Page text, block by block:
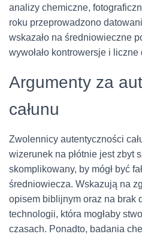
analizy chemiczne,
roku przeprowadzono
wskazało na średniowieczne
wywołało kontrowersje i liczne
Argumenty za
całunu
Zwolennicy autentyczności
wizerunek na płótnie jest zbyt
skomplikowany, by mógł być
średniowiecza. Wskazują na
opisem biblijnym oraz na brak
technologii, która mogłaby
czasach. Ponadto, badania